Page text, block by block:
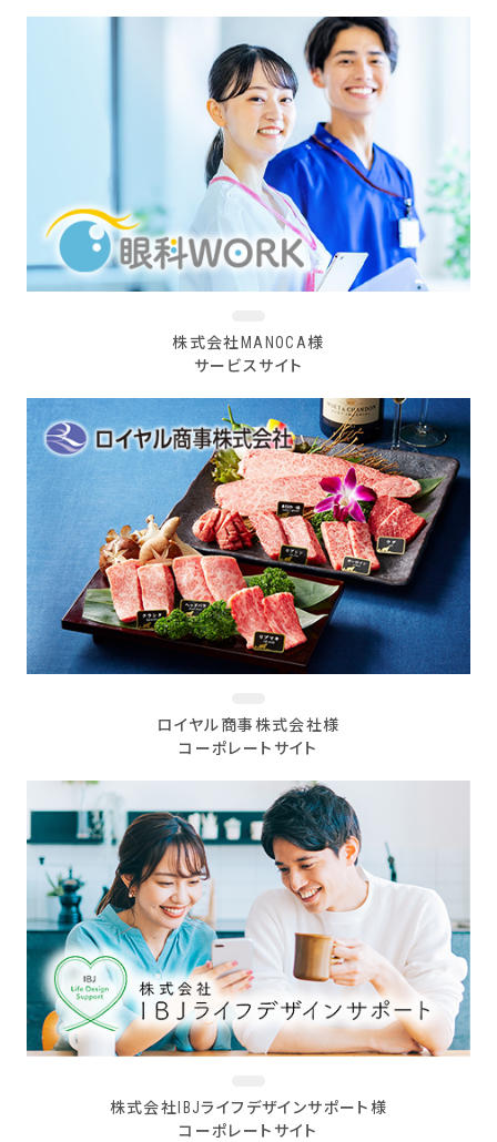
株式会社MANOCA様
サービスサイト
ロイヤル商事株式会社様
コーポレートサイト
株式会社IBJライフデザインサポート様
コーポレートサイト